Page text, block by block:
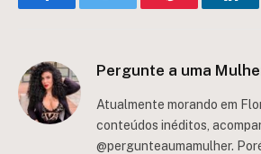
Pergunte a uma
Atualmente morando em
conteúdos inéditos,
@pergunteaumamulher.